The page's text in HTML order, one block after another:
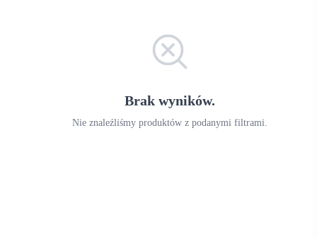
Brak wyników.
Nie znaleźliśmy produktów z podanymi filtrami.